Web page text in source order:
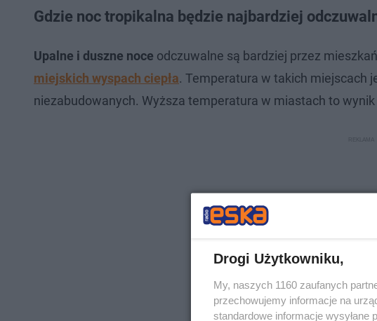
Gdzie noc tropikalna będzie najbardziej
Upalne i duszne noce odczuwalne są bardziej przez
miejskich wyspach ciepła. Temperatura w takich miejscach
niezabudowanych. Wyższa temperatura w miastach to
Drogi Użytkowniku,
My, naszych 1160 zaufanych
przechowujemy informacje na
standardowe informacje wysyłane